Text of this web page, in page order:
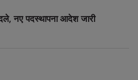
नए पदस्थापना आदेश जारी